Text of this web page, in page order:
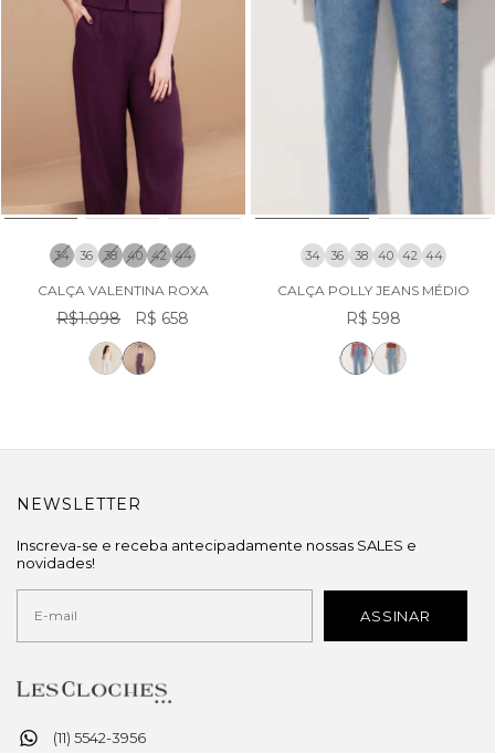
34 36 38 40 42 44
CALÇA VALENTINA ROXA
R$1.098 R$ 658
34 36 38 40 42 44
CALÇA POLLY JEANS MÉDIO
R$ 598
(11) 5542-3956
NEWSLETTER
Inscreva-se e receba antecipadamente nossas SALES e
novidades!